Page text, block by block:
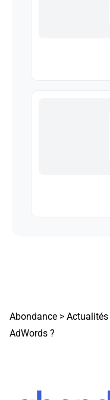
Abondance > Actualités
AdWords ?